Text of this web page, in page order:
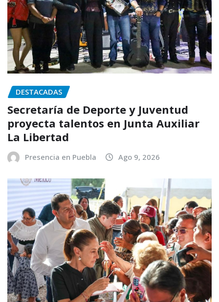
DESTACADAS
Secretaría de Deporte y Juventud
proyecta talentos en Junta Auxiliar
La Libertad
Presencia en Puebla Ago 9, 2026